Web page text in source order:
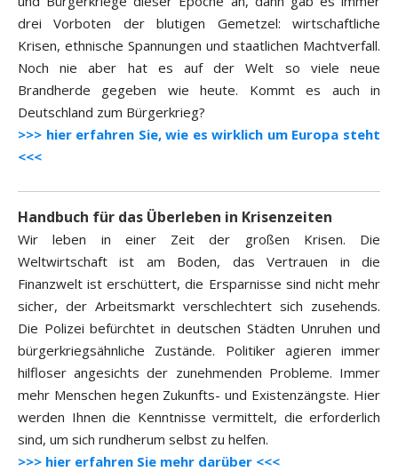
drei Vorboten der blutigen Gemetzel: wirtschaftliche
Krisen, ethnische Spannungen und staatlichen Machtverfall.
Noch nie aber hat es auf der Welt so viele neue
Brandherde gegeben wie heute. Kommt es auch in
Deutschland zum Bürgerkrieg?
>>> hier erfahren Sie, wie es wirklich um Europa steht
<<<
Handbuch für das Überleben in Krisenzeiten
Wir leben in einer Zeit der großen Krisen. Die
Weltwirtschaft ist am Boden, das Vertrauen in die
Finanzwelt ist erschüttert, die Ersparnisse sind nicht mehr
sicher, der Arbeitsmarkt verschlechtert sich zusehends.
Die Polizei befürchtet in deutschen Städten Unruhen und
bürgerkriegsähnliche Zustände. Politiker agieren immer
hilfloser angesichts der zunehmenden Probleme. Immer
mehr Menschen hegen Zukunfts- und Existenzängste. Hier
werden Ihnen die Kenntnisse vermittelt, die erforderlich
sind, um sich rundherum selbst zu helfen.
>>> hier erfahren Sie mehr darüber <<<